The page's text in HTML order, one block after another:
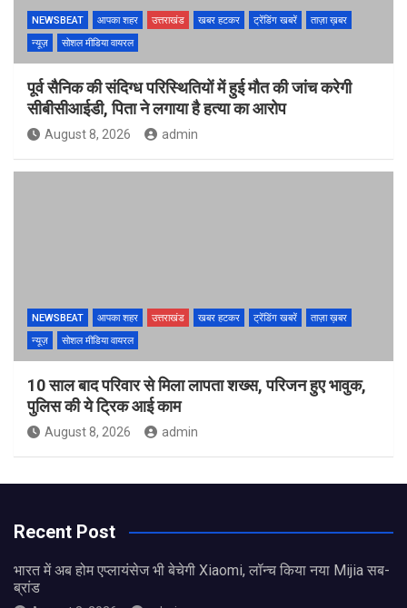
NEWSBEAT आपका शहर उत्तराखंड खबर हटकर ट्रेंडिंग खबरें
ताज़ा ख़बर
न्यूज़
सोशल मीडिया वायरल
पूर्व सैनिक की संदिग्ध परिस्थितियों में हुई मौत की जांच करेगी
सीबीसीआईडी, पिता ने लगाया है हत्या का आरोप
August 8, 2026 admin
NEWSBEAT आपका शहर उत्तराखंड खबर हटकर ट्रेंडिंग खबरें
ताज़ा ख़बर
न्यूज़
सोशल मीडिया वायरल
10 साल बाद परिवार से मिला लापता शख्स, परिजन हुए भावुक,
पुलिस की ये ट्रिक आई काम
August 8, 2026 admin
Recent Post
भारत में अब होम एप्लायंसेज भी बेचेगी Xiaomi, लॉन्च किया नया Mijia सब-
ब्रांड